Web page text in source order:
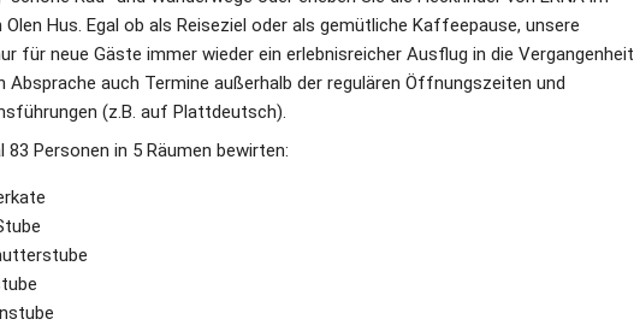
Hus. Egal ob als Reiseziel oder als gemütliche Kaffeepause, unsere
für neue Gäste immer wieder ein erlebnisreicher Ausflug in die Vergangenheit.
Absprache auch Termine außerhalb der regulären Öffnungszeiten und
(z.B. auf Plattdeutsch).
Personen in 5 Räumen bewirten: